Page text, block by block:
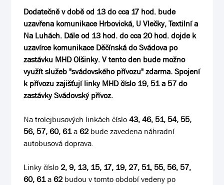
Dodatečně v době od 13 do cca 17 hod. bude
uzavřena komunikace Hrbovická, U Vlečky, Textilní a
Na Luhách. Dále od 13 hod. do cca 20 hod. dojde k
uzavírce komunikace Děčínská do Svádova po
zastávku MHD Olšinky. V tento den bude možno
využít služeb "svádovského přívozu" zdarma. Spojení
k přívozu zajišťují linky MHD číslo 19, 51 a 57 do
zastávky Svádovský přívoz.
Na trolejbusových linkách číslo43, 46, 51, 54, 55,
56, 57, 60, 61a62 bude zavedena náhradní
autobusová doprava.
Linky číslo2, 9, 13, 15, 17, 19, 27, 51, 55, 56, 57,
60, 61a62 budou v tomto období vedeny po